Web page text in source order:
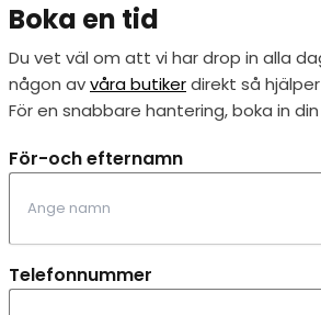
Boka en tid
Du vet väl om att vi har drop in alla
någon avvåra butikerdirekt så
För en snabbare hantering, boka in
För-och efternamn
Telefonnummer